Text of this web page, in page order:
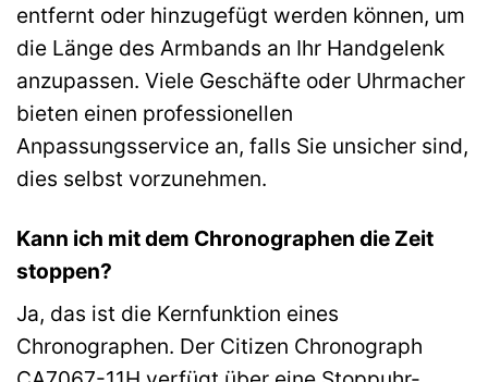
entfernt oder hinzugefügt werden können, um
die Länge des Armbands an Ihr Handgelenk
anzupassen. Viele Geschäfte oder Uhrmacher
bieten einen professionellen
Anpassungsservice an, falls Sie unsicher sind,
dies selbst vorzunehmen.
Kann ich mit dem Chronographen die Zeit
stoppen?
Ja, das ist die Kernfunktion eines
Chronographen. Der Citizen Chronograph